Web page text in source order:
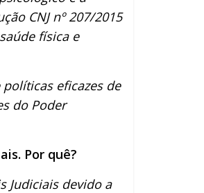
CNJ nº 207/2015
física e
eficazes de
do Poder
Por quê?
Judiciais devido a